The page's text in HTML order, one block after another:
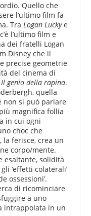
Quello che
l’ultimo film fa
TraLogan Luckye
l’ultimo film e
dei fratelli Logan
Disney che il
precise geometrie
del cinema di
Il genio della rapina.
quella
non si può parlare
magnifica follia
in cui ogni
choc che
la ferisce, crea un
corpo/mente.
esaltante, solidità
‘effetti colaterali’
ossessioni’.
di ricominciare
a uno
intrappolata in un